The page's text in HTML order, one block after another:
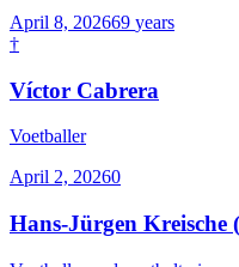
April 8, 202669 years
†
Víctor Cabrera
Voetballer
April 2, 20260
Hans-Jürgen Kreische